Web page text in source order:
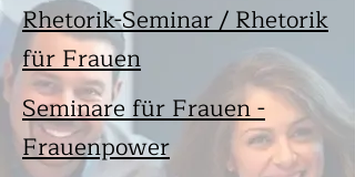
Rhetorik-Seminar / Rhetorik
für Frauen
Seminare für Frauen -
Frauenpower